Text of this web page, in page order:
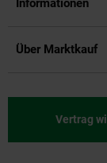
Informationen
Über Marktkauf
Vertrag